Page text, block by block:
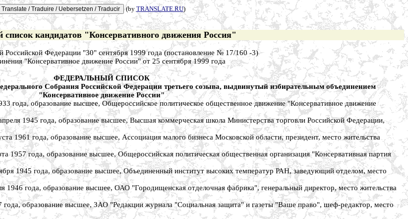
(byTRANSLATE.RU)
кандидатов "Консервативного движения Россия"
Российской Федерации "30" сентября 1999 года (постановление № 17/160 -3)
"Консервативное движение России" от 25 сентября 1999 года
ФЕДЕРАЛЬНЫЙ СПИСОК
Собрания Российской Федерации третьего созыва, выдвинутый избирательным объединением
"Консервативное движение России"
образование высшее, Общероссийское политическое общественное движение "Консервативное движение
года, образование высшее, Высшая коммерческая школа Министерства торговли Российской Федерации,
года, образование высшее, Ассоциация малого бизнеса Московской области, президент, место жительства
года, образование высшее, Общероссийская политическая общественная организация "Консервативная партия
года, образование высшее, Объединенный институт высоких температур РАН, заведующий отделом, место
года, образование высшее, ОАО "Городищенская отделочная фабрика", генеральный директор, место жительства
образование высшее, ЗАО "Редакции журнала "Социальная защита" и газеты "Ваше право", шеф-редактор, место